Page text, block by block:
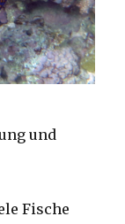
und
Fische